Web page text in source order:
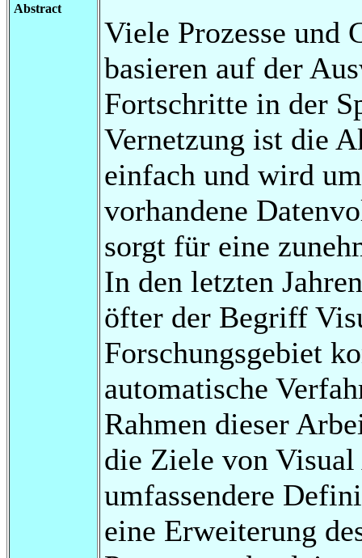
Abstract
Viele Prozesse und
basieren auf der
Fortschritte in der
Vernetzung ist die
einfach und wird
vorhandene
sorgt für eine
In den letzten
öfter der Begriff
Forschungsgebiet
automatische
Rahmen dieser
die Ziele von
umfassendere
eine Erweiterung